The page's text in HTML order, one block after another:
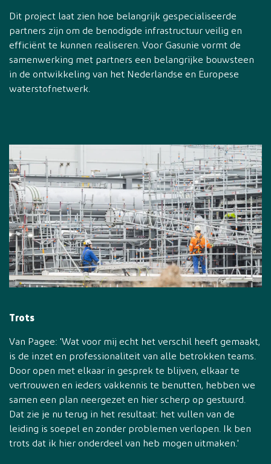
Dit project laat zien hoe belangrijk gespecialiseerde
partners zijn om de benodigde infrastructuur veilig en
efficiënt te kunnen realiseren. Voor Gasunie vormt de
samenwerking met partners een belangrijke bouwsteen
in de ontwikkeling van het Nederlandse en Europese
waterstofnetwerk.
Trots
Van Pagee: 'Wat voor mij echt het verschil heeft gemaakt,
is de inzet en professionaliteit van alle betrokken teams.
Door open met elkaar in gesprek te blijven, elkaar te
vertrouwen en ieders vakkennis te benutten, hebben we
samen een plan neergezet en hier scherp op gestuurd.
Dat zie je nu terug in het resultaat: het vullen van de
leiding is soepel en zonder problemen verlopen. Ik ben
trots dat ik hier onderdeel van heb mogen uitmaken.'